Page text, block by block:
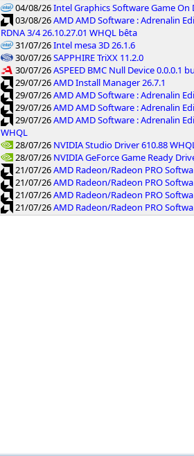
04/08/26Intel Graphics Software Game On
03/08/26AMD AMD Software : Adrenalin
RDNA 3/4 26.10.27.01 WHQL bêta
31/07/26Intel mesa 3D 26.1.6
30/07/26SAPPHIRE TriXX 11.2.0
30/07/26ASPEED BMC Null Device 0.0.0.1
29/07/26AMD Install Manager 26.7.1
29/07/26AMD AMD Software : Adrenalin
29/07/26AMD AMD Software : Adrenalin
29/07/26AMD AMD Software : Adrenalin
WHQL
28/07/26 NVIDIA Studio Driver 610.88
28/07/26 NVIDIA GeForce Game Ready
21/07/26AMD Radeon/Radeon PRO
21/07/26AMD Radeon/Radeon PRO
21/07/26AMD Radeon/Radeon PRO
21/07/26AMD Radeon/Radeon PRO